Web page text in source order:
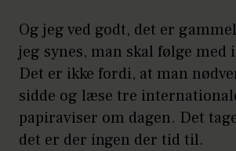
Og jeg ved godt, det er
jeg synes, man skal følge med
Det er ikke fordi, at man
sidde og læse tre
papiraviser om dagen. Det
det er der ingen der tid til.